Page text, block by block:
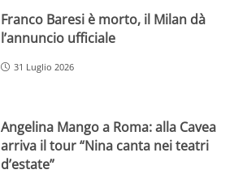
Franco Baresi è morto, il Milan dà
l’annuncio ufficiale
31 Luglio 2026
Angelina Mango a Roma: alla Cavea
arriva il tour “Nina canta nei teatri
d’estate”